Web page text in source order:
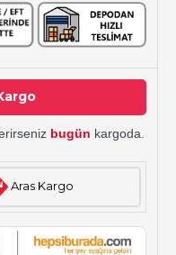
bugün kargoda.
Aras Kargo